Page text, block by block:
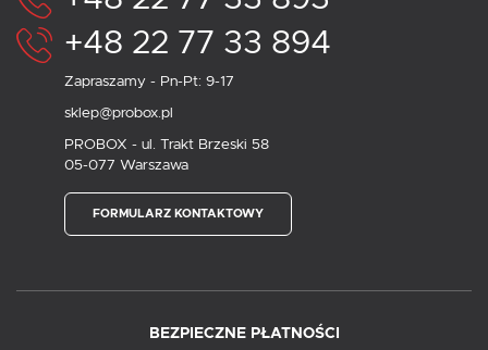
+48 22 77 33 894
Zapraszamy - Pn-Pt: 9-17
sklep@probox.pl
PROBOX - ul. Trakt Brzeski 58
05-077 Warszawa
FORMULARZ KONTAKTOWY
BEZPIECZNE PŁATNOŚCI